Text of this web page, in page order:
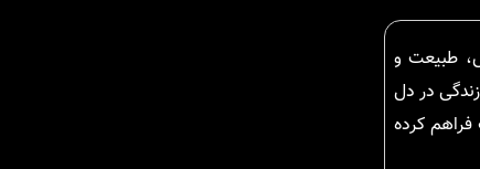
طبیعت و
در دل
کرده